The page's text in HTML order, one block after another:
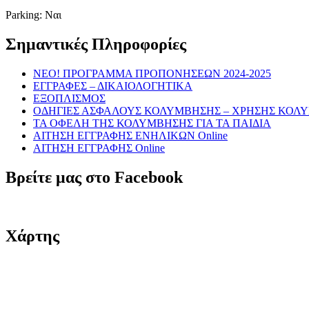
Parking: Ναι
Σημαντικές Πληροφορίες
NEO! ΠΡΟΓΡΑΜΜΑ ΠΡΟΠΟΝΗΣΕΩΝ 2024-2025
ΕΓΓΡΑΦΕΣ – ΔΙΚΑΙΟΛΟΓΗΤΙΚΑ
ΕΞΟΠΛΙΣΜΟΣ
ΟΔΗΓΙΕΣ ΑΣΦΑΛΟΥΣ ΚΟΛΥΜΒΗΣΗΣ – ΧΡΗΣΗΣ
ΤΑ ΟΦΕΛΗ ΤΗΣ ΚΟΛΥΜΒΗΣΗΣ ΓΙΑ ΤΑ ΠΑΙΔΙΑ
ΑΙΤΗΣΗ ΕΓΓΡΑΦΗΣ ΕΝΗΛΙΚΩΝ Online
ΑΙΤΗΣΗ ΕΓΓΡΑΦΗΣ Online
Βρείτε μας στο Facebook
Χάρτης